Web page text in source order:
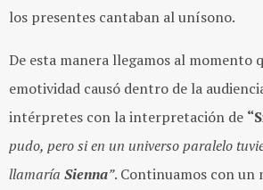
los presentes cantaban al unísono.
De esta manera llegamos al momento
emotividad causó dentro de la
intérpretes con la interpretación de
pudo, pero si en un universo paralelo
llamaría Sienna”. Continuamos con un